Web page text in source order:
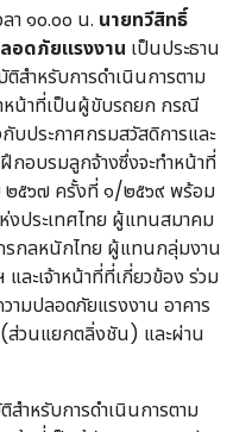
๑๐.๐๐ น. นายทวีสิทธิ์
อดภัยแรงงาน เป็นประธาน
สำหรับการดำเนินการตาม
หน้าที่เป็นผู้ขับรถยก กรณี
บประกาศกรมสวัสดิการและ
กอบรมลูกจ้างซึ่งจะทำหน้าที่
๕๖๗ ครั้งที่ ๑/๒๕๖๙ พร้อม
ประเทศไทย ผู้แทนสมาคม
รกลหนักไทย ผู้แทนกลุ่มงาน
ละเจ้าหน้าที่ที่เกี่ยวข้อง ร่วม
มปลอดภัยแรงงาน อาคาร
ส่วนแยกตลิ่งชัน) และผ่าน
หรับการดำเนินการตาม